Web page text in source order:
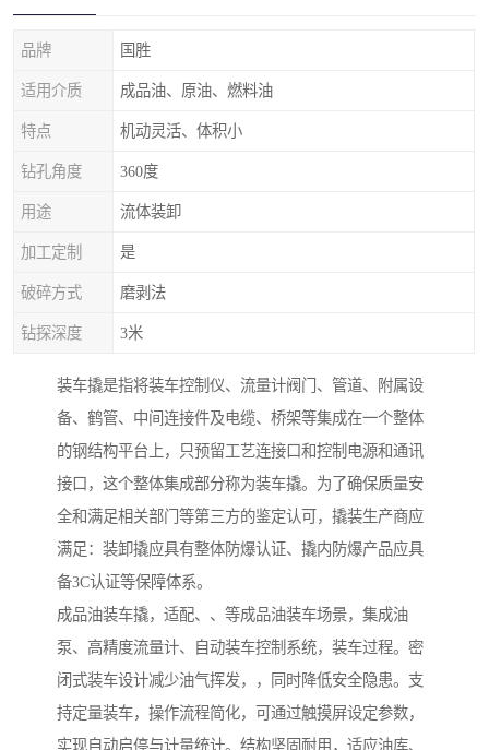
品牌 国胜
适用介质 成品油、原油、燃料油
特点 机动灵活、体积小
钻孔角度 360度
用途 流体装卸
加工定制 是
破碎方式 磨剥法
钻探深度 3米
装车撬是指将装车控制仪、流量计阀门、管道、附属设
备、鹤管、中间连接件及电缆、桥架等集成在一个整体
的钢结构平台上，只预留工艺连接口和控制电源和通讯
接口，这个整体集成部分称为装车撬。为了确保质量安
全和满足相关部门等第三方的鉴定认可，撬装生产商应
满足：装卸撬应具有整体防爆认证、撬内防爆产品应具
备3C认证等保障体系。
成品油装车撬，适配、、等成品油装车场景，集成油
泵、高精度流量计、自动装车控制系统，装车过程。密
闭式装车设计减少油气挥发，，同时降低安全隐患。支
持定量装车，操作流程简化，可通过触摸屏设定参数，
实现自动启停与计量统计。结构坚固耐用，适应油库、